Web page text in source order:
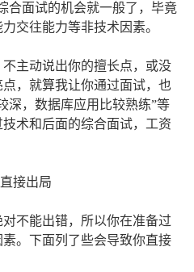
合面试的机会就一般了，毕竟
交往能力等非技术因素。
主动说出你的擅长点，或没
，就算我让你通过面试，也
深，数据库应用比较熟练”等
术和后面的综合面试，工资
接出局
不能出错，所以你在准备过
。下面列了些会导致你直接